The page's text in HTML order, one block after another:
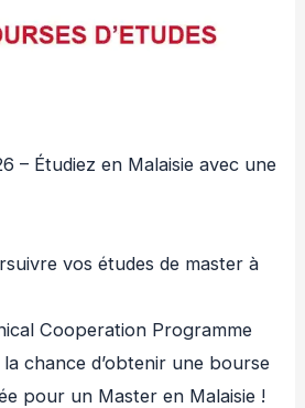
– Étudiez en Malaisie avec une
vos études de master à
Cooperation Programme
chance d’obtenir une bourse
pour un Master en Malaisie !